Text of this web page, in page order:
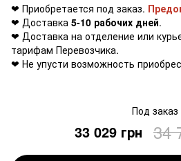
❤ Приобретается под заказ.
❤ Доставка 5-10 рабочих дней.
❤ Доставка на отделение или
тарифам Перевозчика.
❤ Не упусти возможность
Под заказ
33 029 грн 34